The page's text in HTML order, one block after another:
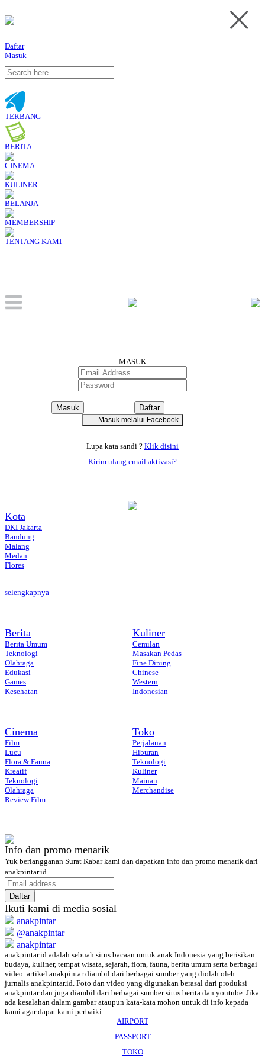
Daftar
Masuk
TERBANG
BERITA
CINEMA
KULINER
BELANJA
MEMBERSHIP
TENTANG KAMI
MASUK
Lupa kata sandi ? Klik disini
Kirim ulang email aktivasi?
Kota
DKI Jakarta
Bandung
Malang
Medan
Flores
selengkapnya
Berita
Berita Umum
Teknologi
Olahraga
Edukasi
Games
Kesehatan
Kuliner
Cemilan
Masakan Pedas
Fine Dining
Chinese
Western
Indonesian
Cinema
Film
Lucu
Flora & Fauna
Kreatif
Teknologi
Olahraga
Review Film
Toko
Perjalanan
Hiburan
Teknologi
Kuliner
Mainan
Merchandise
Info dan promo menarik
Yuk berlangganan Surat Kabar kami dan dapatkan info dan promo menarik dari
anakpintar.id
Ikuti kami di media sosial
anakpintar
@anakpintar
anakpintar
anakpintar.id adalah sebuah situs bacaan untuk anak Indonesia yang berisikan
budaya, kuliner, tempat wisata, sejarah, flora, fauna, berita umum serta berbagai
video. artikel anakpintar diambil dari berbagai sumber yang diolah oleh
jurnalis anakpintar.id. Foto dan video yang digunakan berasal dari produksi
anakpintar dan juga diambil dari berbagai sumber situs berita dan youtube. Jika
ada kesalahan dalam gambar ataupun kata-kata mohon untuk di info kepada
kami agar dapat kami perbaiki.
AIRPORT
PASSPORT
TOKO